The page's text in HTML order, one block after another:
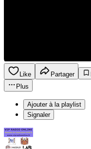
Like Partager
Plus
Ajouter à la playlist
Signaler